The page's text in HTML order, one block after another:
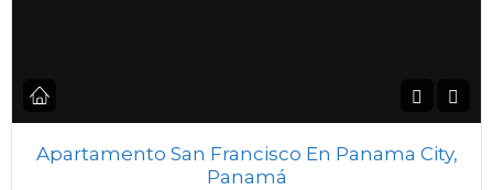
Apartamento San Francisco En Panama City,
Panamá